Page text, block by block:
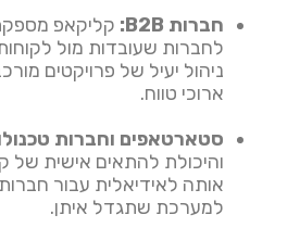
חברות B2B:
קליקאפ
לחברות שעובדות מול
ניהול יעיל של פרויקטים
ארוכי טווח.
סטארטאפים וחברות
והיכולת להתאים אישית של
אותה לאידיאלית עבור
למערכת שתגדל איתן.